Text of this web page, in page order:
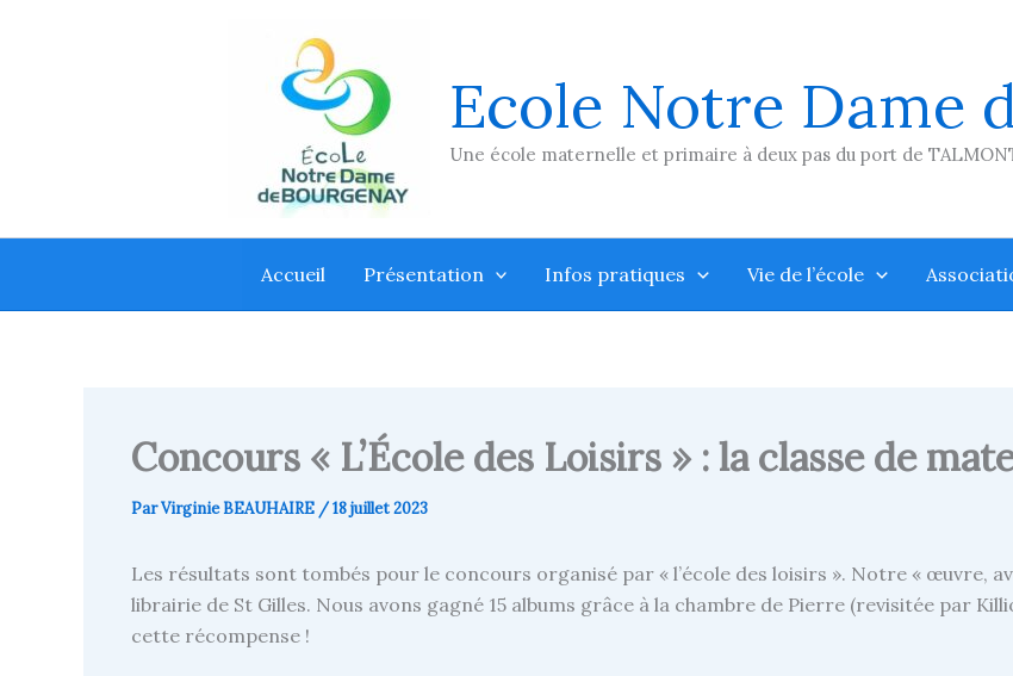
Ecole Notre Dame
Une école maternelle et primaire à deux pas du port de
Accueil Présentation Infos pratiques Vie de l’école
Concours « L’École des Loisirs » : la classe de
ParVirginie BEAUHAIRE /18 juillet 2023
Les résultats sont tombés pour le concours organisé par « l’école des loisirs ». Notre « œuvre,
librairie de St Gilles. Nous avons gagné 15 albums grâce à la chambre de Pierre (revisitée par
cette récompense !